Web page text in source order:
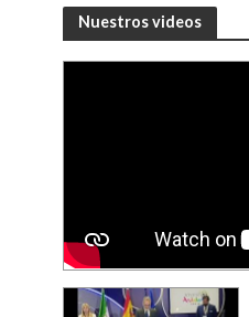
Nuestros videos